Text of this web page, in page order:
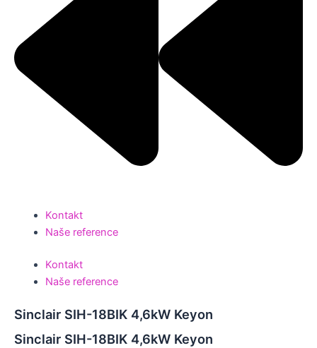
Kontakt
Naše reference
Kontakt
Naše reference
Sinclair SIH-18BIK 4,6kW Keyon
Sinclair SIH-18BIK 4,6kW Keyon